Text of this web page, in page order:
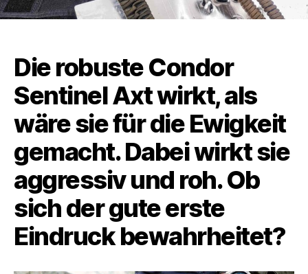
Die robuste Condor
Sentinel Axt wirkt, als
wäre sie für die Ewigkeit
gemacht. Dabei wirkt sie
aggressiv und roh. Ob
sich der gute erste
Eindruck bewahrheitet?